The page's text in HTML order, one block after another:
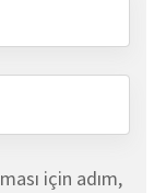
için adım,